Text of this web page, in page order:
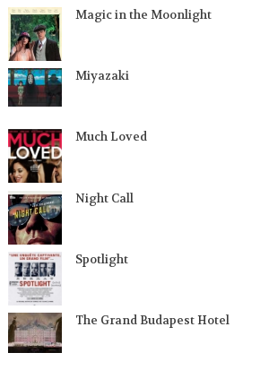
Magic in the Moonlight
Miyazaki
Much Loved
Night Call
Spotlight
The Grand Budapest Hotel